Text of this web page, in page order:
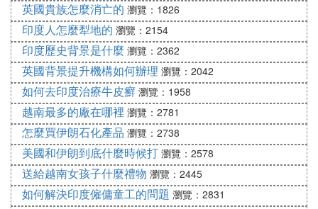
2、傳統式的識別方法，將龍血竭研成細粉，撒在紙
上，以微火烤制、勿使紙焦，龍血竭熔融後呈黑紅
色，對光線透視，仍顯紅色。用火引燃無松脂味道、
煙有嗆鼻子感者，質量好。相反則次，或摻入其他環
氧樹脂。
❹ 血竭功效與作用
血竭，作為棕櫚科植物麒麟竭果實和藤莖樹脂的提取
物，其主要功效包括散瘀定痛、止血和生肌斂瘡。這
種傳統葯材在臨床中有廣泛應用，對於跌打損傷、內
傷瘀痛、痛經、產後瘀阻腹痛以及外傷出血不止等問
英國貴族怎麼消亡的 瀏覽：1826
印度人怎麼犁地的 瀏覽：2154
印度歷史背景是什麼 瀏覽：2362
英國背景提升機構如何辦理 瀏覽：2042
如何去印度治療牛皮癬 瀏覽：1958
越南最多的廠在哪裡 瀏覽：2781
怎麼買伊朗石化產品 瀏覽：2738
美國和伊朗到底什麼時候打 瀏覽：2578
送給越南女孩子什麼禮物 瀏覽：2445
如何解決印度僱傭童工的問題 瀏覽：2831